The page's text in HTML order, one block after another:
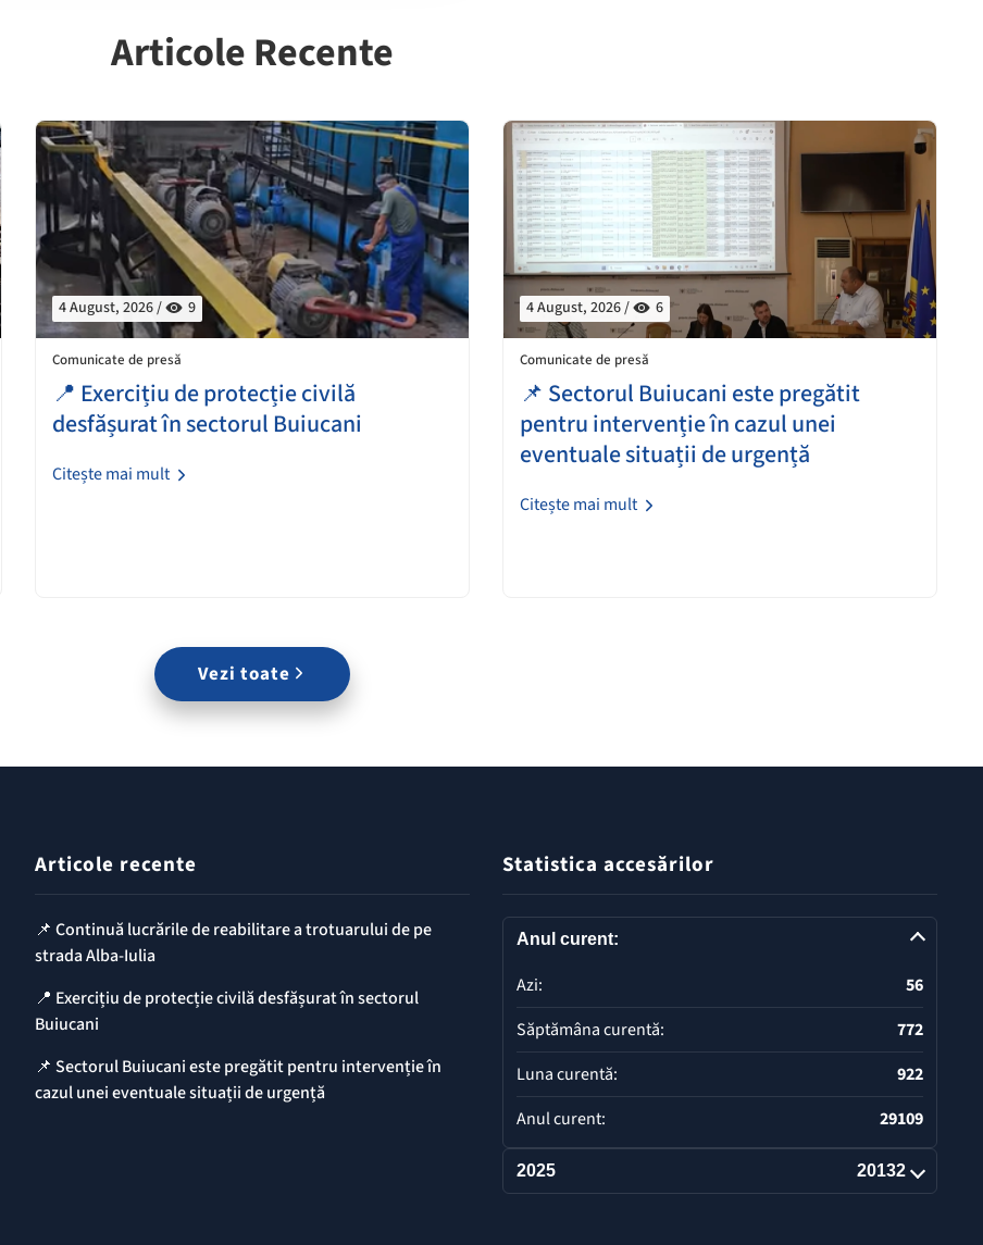
Articole Recente
4 August, 2026 / 9
Comunicate de presă
📍 Exercițiu de protecție civilă
desfășurat în sectorul Buiucani
Citește mai mult
4 August, 2026 / 6
Comunicate de presă
📌 Sectorul Buiucani este pregătit
pentru intervenție în cazul unei
eventuale situații de urgență
Citește mai mult
Vezi toate
Articole recente
📌 Continuă lucrările de reabilitare a trotuarului de pe
strada Alba-Iulia
📍 Exercițiu de protecție civilă desfășurat în sectorul
Buiucani
📌 Sectorul Buiucani este pregătit pentru intervenție în
cazul unei eventuale situații de urgență
Statistica accesărilor
Anul curent:
Azi:
56
Săptămâna curentă:
772
Luna curentă:
922
Anul curent:
29109
2025 20132
Deschide